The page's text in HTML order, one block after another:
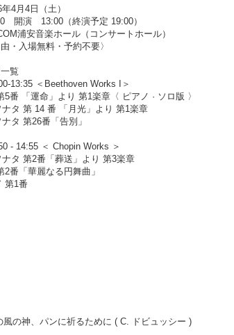
4月4日（土）
開演 13:00（終演予定 19:00）
浦安音楽ホール（コンサートホール）
由・入場無料・予約不要〉
覧
13:35 ＜Beethoven Works I＞
5番 「運命」より 第1楽章〈 ピアノ · ソロ版 〉
タ 第 14 番 「月光」より 第1楽章
タ 第26番「告別」
- 14:55 ＜ Chopin Works ＞
タ 第2番「葬送」より 第3楽章
2番「華麗なる円舞曲」
第1番
の神、パンに祈るために ( C. ドビュッシー )